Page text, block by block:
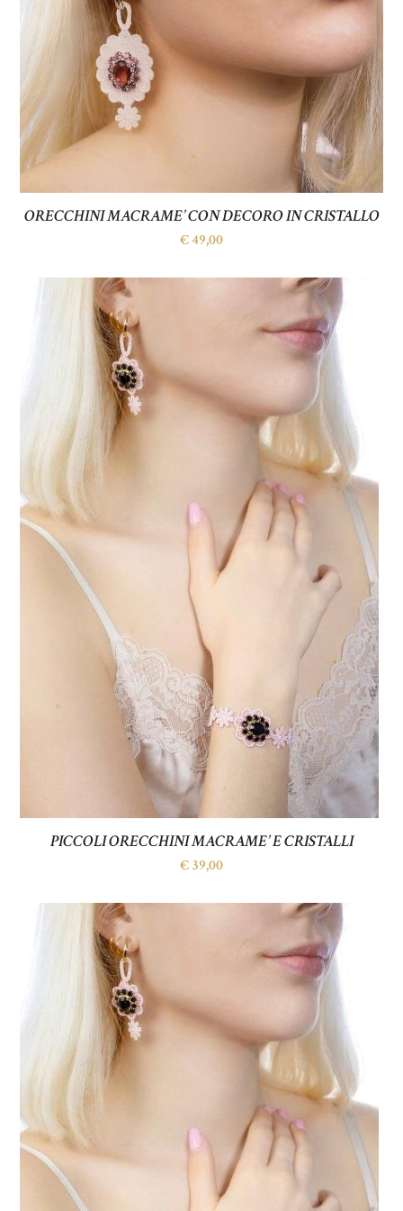
ORECCHINI MACRAME’ CON DECORO IN CRISTALLO
€49,00
PICCOLI ORECCHINI MACRAME’ E CRISTALLI
€39,00